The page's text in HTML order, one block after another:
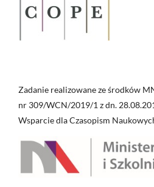
Zadanie realizowane ze środków
nr 309/WCN/2019/1 z dn.
Wsparcie dla Czasopism